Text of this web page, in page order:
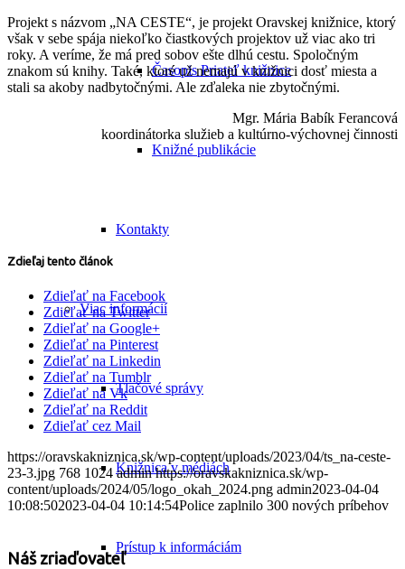
Časopis Priateľ knižnice
Knižné publikácie
Kontakty
Viac informácií
Tlačové správy
Knižnica v médiách
Prístup k informáciám
Projekt s názvom „NA CESTE“, je projekt Oravskej knižnice, ktorý
však v sebe spája niekoľko čiastkových projektov už viac ako tri
roky. A veríme, že má pred sobov ešte dlhú cestu. Spoločným
znakom sú knihy. Také, ktoré už nemajú v knižnici dosť miesta a
stali sa akoby nadbytočnými. Ale zďaleka nie zbytočnými.
Mgr. Mária Babík Ferancová
koordinátorka služieb a kultúrno-výchovnej činnosti
Zdieľaj tento článok
Zdieľať na Facebook
Zdieľať na Twitter
Zdieľať na Google+
Zdieľať na Pinterest
Zdieľať na Linkedin
Zdieľať na Tumblr
Zdieľať na Vk
Zdieľať na Reddit
Zdieľať cez Mail
https://oravskakniznica.sk/wp-content/uploads/2023/04/ts_na-ceste-
23-3.jpg 768 1024 admin https://oravskakniznica.sk/wp-
content/uploads/2024/05/logo_okah_2024.png admin2023-04-04
10:08:502023-04-04 10:14:54Police zaplnilo 300 nových príbehov
Náš zriaďovateľ